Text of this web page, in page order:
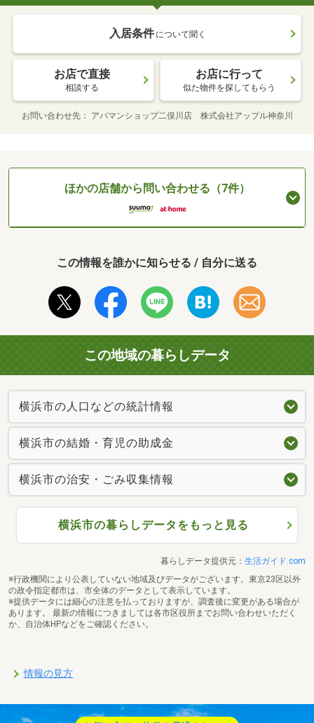
入居条件 について聞く
お店で直接
相談する
お店に行って
似た物件を探してもらう
お問い合わせ先 アパマンショップ二俣川店 株式会社アップル神奈川
ほかの店舗から問い合わせる（7件）
この情報を誰かに知らせる / 自分に送る
この地域の暮らしデータ
横浜市の人口などの統計情報
横浜市の結婚・育児の助成金
横浜市の治安・ごみ収集情報
横浜市の暮らしデータをもっと見る
暮らしデータ提供元： 生活ガイド.com
※行政機関により公表していない地域及びデータがございます。東京23区以外
の政令指定都市は、市全体のデータとして表示しています。
※提供データには細心の注意を払っておりますが、調査後に変更がある場合が
あります。 最新の情報につきましては各市区役所までお問い合わせいただく
か、自治体HPなどをご確認ください。
情報の見方